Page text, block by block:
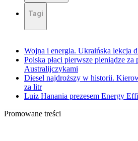
Tagi
Wojna i energia. Ukraińska lekcja
Polska płaci pierwsze pieniądze
Australijczykami
Diesel najdroższy w historii.
za litr
Luiz Hanania prezesem Energy
Promowane treści